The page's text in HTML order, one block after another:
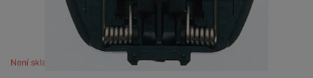
Není skladem